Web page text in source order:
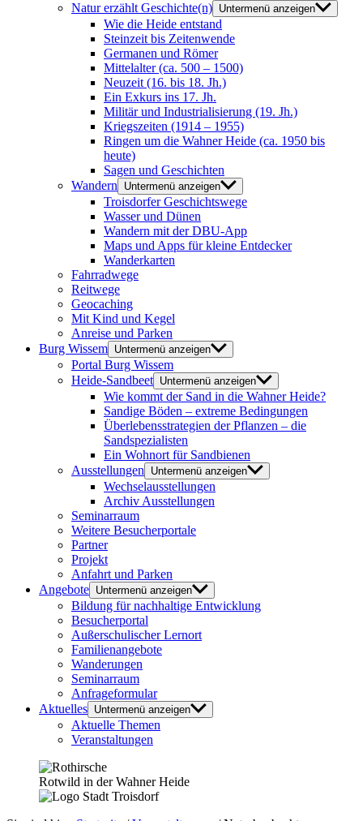
Natur erzählt Geschichte(n) Untermenü anzeigen
Wie die Heide entstand
Steinzeit bis Zeitenwende
Germanen und Römer
Mittelalter (ca. 500 – 1500)
Neuzeit (16. bis 18. Jh.)
Ein Exkurs ins 17. Jh.
Militär und Industrialisierung (19. Jh.)
Kriegszeiten (1914 – 1955)
Ringen um die Wahner Heide (ca. 1950 bis
heute)
Sagen und Geschichten
Wandern
Untermenü anzeigen
Troisdorfer Geschichtswege
Wasser und Dünen
Wandern mit der DBU-App
Maps und Apps für kleine Entdecker
Wanderkarten
Fahrradwege
Reitwege
Geocaching
Mit Kind und Kegel
Anreise und Parken
Burg Wissem Untermenü anzeigen
Portal Burg Wissem
Heide-Sandbeet Untermenü anzeigen
Wie kommt der Sand in die Wahner Heide?
Sandige Böden – extreme Bedingungen
Überlebensstrategien der Pflanzen – die
Sandspezialisten
Ein Wohnort für Sandbienen
Ausstellungen
Untermenü anzeigen
Wechselausstellungen
Archiv Ausstellungen
Seminarraum
Weitere Besucherportale
Partner
Projekt
Anfahrt und Parken
Angebote Untermenü anzeigen
Bildung für nachhaltige Entwicklung
Besucherportal
Außerschulischer Lernort
Familienangebote
Wanderungen
Seminarraum
Anfrageformular
Aktuelles Untermenü anzeigen
Aktuelle Themen
Veranstaltungen
Rotwild in der Wahner Heide